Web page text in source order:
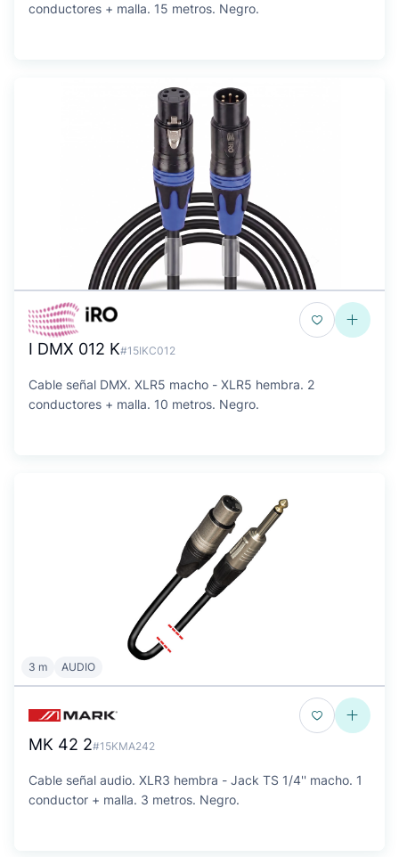
conductores + malla. 15 metros. Negro.
I DMX 012 K#15IKC012
Cable señal DMX. XLR5 macho - XLR5 hembra. 2
conductores + malla. 10 metros. Negro.
3 m AUDIO
MK 42 2#15KMA242
Cable señal audio. XLR3 hembra - Jack TS 1/4'' macho. 1
conductor + malla. 3 metros. Negro.